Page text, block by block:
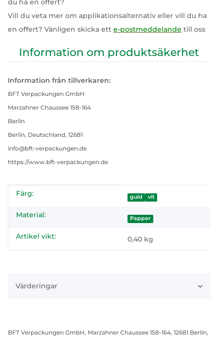
du ha en offert?
Vill du veta mer om applikationsalternativ eller vill du ha
en offert? Vänligen skicka ett e-postmeddelande till oss
Information om produktsäkerhet
Information från tillverkaren:
BFT Verpackungen GmbH
Marzahner Chaussee 158-164
Berlin
Berlin, Deutschland, 12681
info@bft-verpackungen.de
https://www.bft-verpackungen.de
#productDetails.itemInformation#
#productDetails.itemValue#
Färg: guld vit
Material: Papper
Artikel vikt: 0,40 kg
Värderingar
BFT Verpackungen GmbH, Marzahner Chaussee 158-164, 12681 Berlin,